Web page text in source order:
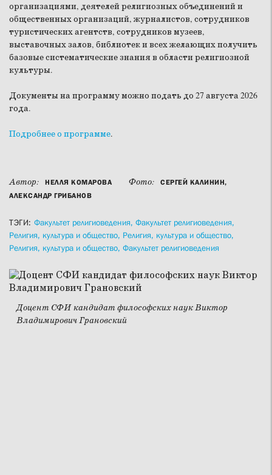
организациями, деятелей религиозных объединений и
общественных организаций, журналистов, сотрудников
туристических агентств, сотрудников музеев,
выставочных залов, библиотек и всех желающих получить
базовые систематические знания в области религиозной
культуры.
Документы на программу можно подать до 27 августа 2026
года.
Подробнее о программе.
Автор: НЕЛЛЯ КОМАРОВА Фото:
СЕРГЕЙ КАЛИНИН,
АЛЕКСАНДР ГРИБАНОВ
ТЭГИ: Факультет религиоведения, Факультет религиоведения,
Религия, культура и общество, Религия, культура и общество,
Религия, культура и общество, Факультет религиоведения
Доцент СФИ кандидат философских наук Виктор
Владимирович Грановский